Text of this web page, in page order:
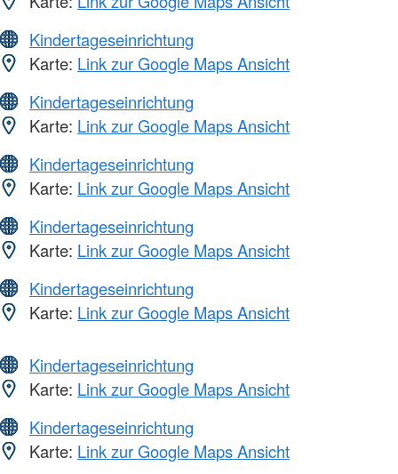
Kindertageseinrichtung
Karte: Link zur Google Maps Ansicht
Kindertageseinrichtung
Karte: Link zur Google Maps Ansicht
Kindertageseinrichtung
Karte: Link zur Google Maps Ansicht
Kindertageseinrichtung
Karte: Link zur Google Maps Ansicht
Kindertageseinrichtung
Karte: Link zur Google Maps Ansicht
Kindertageseinrichtung
Karte: Link zur Google Maps Ansicht
Kindertageseinrichtung
Karte: Link zur Google Maps Ansicht